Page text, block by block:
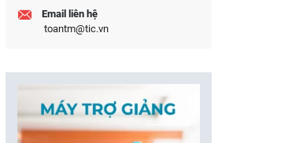
Email liên hệ
toantm@tic.vn